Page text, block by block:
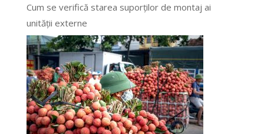
Cum se verifică starea suporților de montaj ai
unității externe